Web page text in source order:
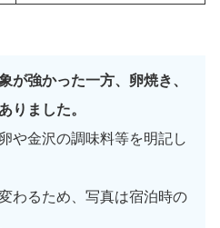
が強かった一方、卵焼き、
りました。
や金沢の調味料等を明記し
わるため、写真は宿泊時の